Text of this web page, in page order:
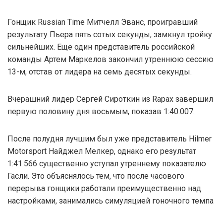
Гонщик Russian Time Митчелл Эванс, проигравший
результату Пьера пять сотых секунды, замкнул тройку
сильнейших. Еще один представитель российской
команды Артем Маркелов закончил утреннюю сессию
13-м, отстав от лидера на семь десятых секунды.
Вчерашний лидер Сергей Сироткин из Rapax завершил
первую половину дня восьмым, показав 1:40.007.
После полудня лучшим был уже представитель Hilmer
Motorsport Найджел Мелкер, однако его результат
1:41.566 существенно уступал утреннему показателю
Гасли. Это объяснялось тем, что после часового
перерыва гонщики работали преимущественно над
настройками, занимались симуляцией гоночного темпа